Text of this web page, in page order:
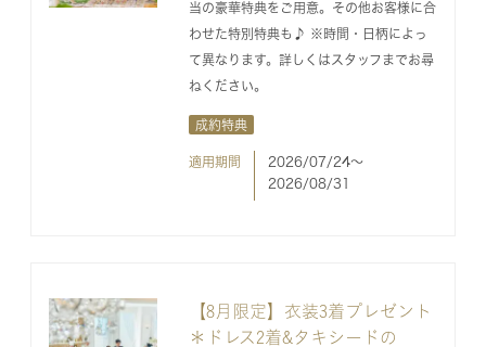
当の豪華特典をご用意。その他お客様に合
わせた特別特典も♪ ※時間・日柄によっ
て異なります。詳しくはスタッフまでお尋
ねください。
成約特典
適用期間
2026/07/24〜
2026/08/31
【8月限定】衣装3着プレゼント
＊ドレス2着&タキシードの